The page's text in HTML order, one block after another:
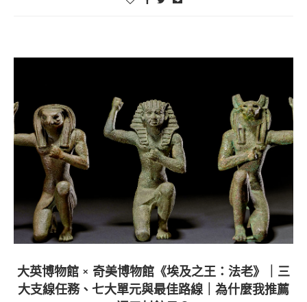
大英博物館 × 奇美博物館《埃及之王：法老》｜三
大支線任務、七大單元與最佳路線｜為什麼我推薦